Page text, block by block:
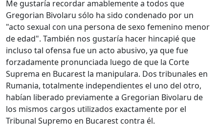
Me gustaría recordar amablemente a todos que
Gregorian Bivolaru sólo ha sido condenado por un
"acto sexual con una persona de sexo femenino menor
de edad". También nos gustaría hacer hincapié que
incluso tal ofensa fue un acto abusivo, ya que fue
forzadamente pronunciada luego de que la Corte
Suprema en Bucarest la manipulara. Dos tribunales en
Rumania, totalmente independientes el uno del otro,
habían liberado previamente a Gregorian Bivolaru de
los mismos cargos utilizados exactamente por el
Tribunal Supremo en Bucarest contra él.